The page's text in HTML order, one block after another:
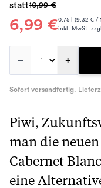
6,99 €
statt10,99 €
0.75 l (9.32 € /
inkl. MwSt.
– +
Sofort versandfertig.
Piwi,
man die
Cabernet
eine